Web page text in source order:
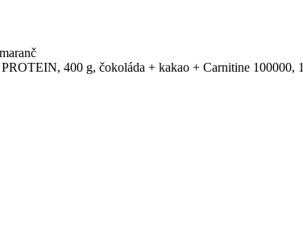
400 g, čokoláda + kakao + Carnitine 100000,